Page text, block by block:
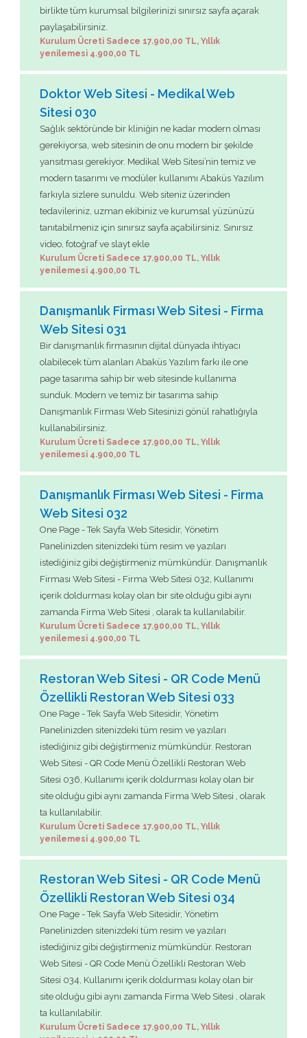
birlikte tüm kurumsal bilgilerinizi sınırsız sayfa açarak
paylaşabilirsiniz.
Kurulum Ücreti Sadece 17.900,00 TL, Yıllık
yenilemesi 4.900,00 TL
Doktor Web Sitesi - Medikal Web
Sitesi 030
Sağlık sektöründe bir kliniğin ne kadar modern olması
gerekiyorsa, web sitesinin de onu modern bir şekilde
yansıtması gerekiyor. Medikal Web Sitesi’nin temiz ve
modern tasarımı ve modüler kullanımı Abaküs Yazılım
farkıyla sizlere sunuldu. Web siteniz üzerinden
tedavileriniz, uzman ekibiniz ve kurumsal yüzünüzü
tanıtabilmeniz için sınırsız sayfa açabilirsiniz. Sınırsız
video, fotoğraf ve slayt ekle
Kurulum Ücreti Sadece 17.900,00 TL, Yıllık
yenilemesi 4.900,00 TL
Danışmanlık Firması Web Sitesi - Firma
Web Sitesi 031
Bir danışmanlık firmasının dijital dünyada ihtiyacı
olabilecek tüm alanları Abaküs Yazılım farkı ile one
page tasarıma sahip bir web sitesinde kullanıma
sunduk. Modern ve temiz bir tasarıma sahip
Danışmanlık Firması Web Sitesinizi gönül rahatlığıyla
kullanabilirsiniz.
Kurulum Ücreti Sadece 17.900,00 TL, Yıllık
yenilemesi 4.900,00 TL
Danışmanlık Firması Web Sitesi - Firma
Web Sitesi 032
One Page - Tek Sayfa Web Sitesidir, Yönetim
Panelinizden sitenizdeki tüm resim ve yazıları
istediğiniz gibi değiştirmeniz mümkündür. Danışmanlık
Firması Web Sitesi - Firma Web Sitesi 032, Kullanımı
içerik doldurması kolay olan bir site olduğu gibi aynı
zamanda Firma Web Sitesi , olarak ta kullanılabilir.
Kurulum Ücreti Sadece 17.900,00 TL, Yıllık
yenilemesi 4.900,00 TL
Restoran Web Sitesi - QR Code Menü
Özellikli Restoran Web Sitesi 033
One Page - Tek Sayfa Web Sitesidir, Yönetim
Panelinizden sitenizdeki tüm resim ve yazıları
istediğiniz gibi değiştirmeniz mümkündür. Restoran
Web Sitesi - QR Code Menü Özellikli Restoran Web
Sitesi 036, Kullanımı içerik doldurması kolay olan bir
site olduğu gibi aynı zamanda Firma Web Sitesi , olarak
ta kullanılabilir.
Kurulum Ücreti Sadece 17.900,00 TL, Yıllık
yenilemesi 4.900,00 TL
Restoran Web Sitesi - QR Code Menü
Özellikli Restoran Web Sitesi 034
One Page - Tek Sayfa Web Sitesidir, Yönetim
Panelinizden sitenizdeki tüm resim ve yazıları
istediğiniz gibi değiştirmeniz mümkündür. Restoran
Web Sitesi - QR Code Menü Özellikli Restoran Web
Sitesi 034, Kullanımı içerik doldurması kolay olan bir
site olduğu gibi aynı zamanda Firma Web Sitesi , olarak
ta kullanılabilir.
Kurulum Ücreti Sadece 17.900,00 TL, Yıllık